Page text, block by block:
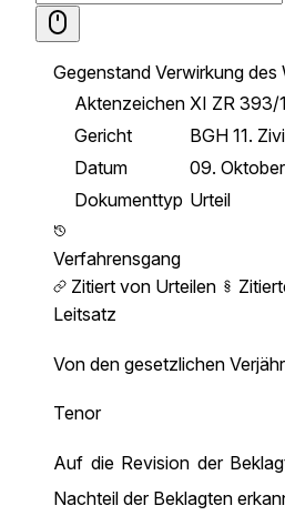
Gegenstand Verwirkung
Aktenzeichen XI ZR 393/
Gericht
BGH 11.
Datum
09.
Dokumenttyp Urteil
Verfahrensgang
Zitiert von Urteilen
Leitsatz
Von den gesetzlichen
Tenor
Auf die Revision der
Nachteil der Beklagten